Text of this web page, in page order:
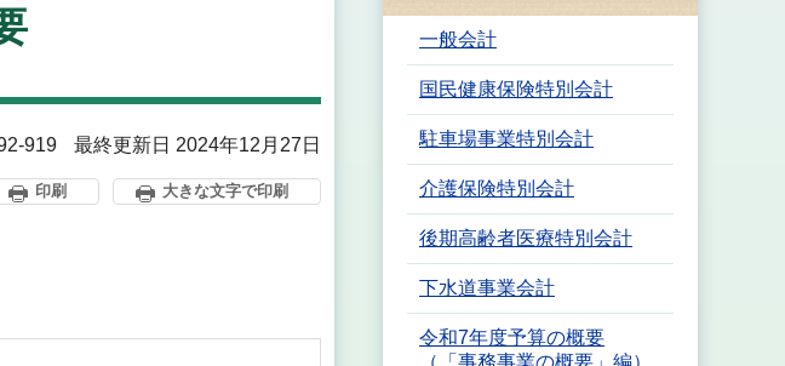
919 最終更新日 2024年12月27日
印刷 大きな文字で印刷
一般会計
国民健康保険特別会計
駐車場事業特別会計
介護保険特別会計
後期高齢者医療特別会計
下水道事業会計
令和7年度予算の概要
（「事務事業の概要」編）